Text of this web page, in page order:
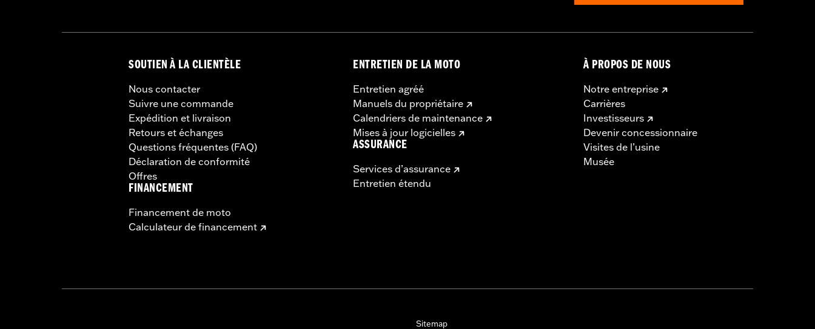
SOUTIEN À LA CLIENTÈLE
Nous contacter
Suivre une commande
Expédition et livraison
Retours et échanges
Questions fréquentes (FAQ)
Déclaration de conformité
Offres
FINANCEMENT
Financement de moto
Calculateur de financement
ENTRETIEN DE LA MOTO
Entretien agréé
Manuels du propriétaire
Calendriers de maintenance
Mises à jour logicielles
ASSURANCE
Services d’assurance
Entretien étendu
À PROPOS DE NOUS
Notre entreprise
Carrières
Investisseurs
Devenir concessionnaire
Visites de l’usine
Musée
Sitemap